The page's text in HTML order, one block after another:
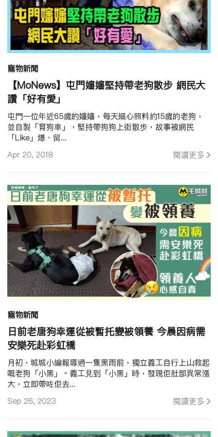
寵物新聞
【MoNews】屯門嬸嬸堅持帶老狗散步 網民大
讚「好有愛」
Apr 20, 2018 閱讀更多
屯門一位年近65歲的嬸嬸，每天細心照料約15歲的老狗，
並自製「育狗車」，堅持帶狗狗上街散步，故事被網民
「Like」爆、留...
寵物新聞
日前老唐狗幸運從被暫托變被領養 今晨因病需
安樂死赴彩虹橋
Sep 26, 2023 閱讀更多
月初，城城小編報導過一隻黑雨前，獨立義工自行上山救起
嘅老狗「小黑」。義工見到「小黑」時，發現佢肚部異常漲
大，立即帶咗佢去...